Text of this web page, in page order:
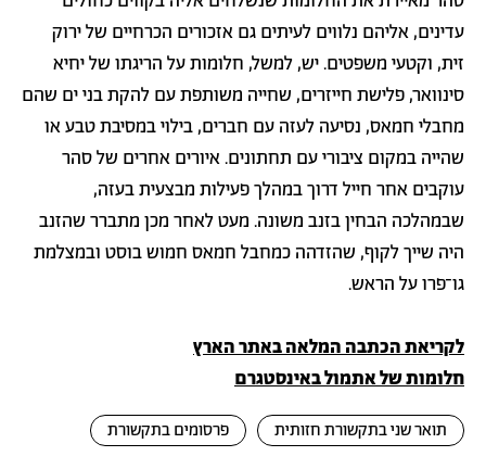
עדינים, אליהם נלווים לעיתים גם אזכורים הכרחיים של ירוק
זית, וקטעי משפטים. יש, למשל, חלומות על הריגתו של יחיא
סינוואר, פלישת חייזרים, שחייה משותפת עם להקת בני ים שהם
מחבלי חמאס, נסיעה לעזה עם חברים, בילוי במסיבת טבע או
שהייה במקום ציבורי עם תחתונים. איורים אחרים של סהר
עוקבים אחר חייל דרוך במהלך פעילות מבצעית בעזה,
שבמהלכה הבחין בזנב משונה. מעט לאחר מכן מתברר שהזנב
היה שייך לקוף, שהזדהה כמחבל חמאס חמוש בוסט ובמצלמת
גו־פרו על הראש.
לקריאת הכתבה המלאה באתר הארץ
חלומות של אתמול באינסטגרם
תואר שני בתקשורת חזותית פרסומים בתקשורת